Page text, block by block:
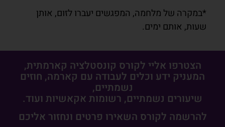
*במקרה של מלחמה, המפגשים יעברו לזום, אותן
שעות, אותם ימים.
הצטרפו אליי לקורס קונסטלציה קארמתית,
המעניק ידע וכלים לעבודה עם קארמה, חוזים
נשמתיים,
שיעורים נשמתיים, רשומות אקאשיות ועוד.
להרשמה לקורס השאירו פרטים ונחזור אליכם